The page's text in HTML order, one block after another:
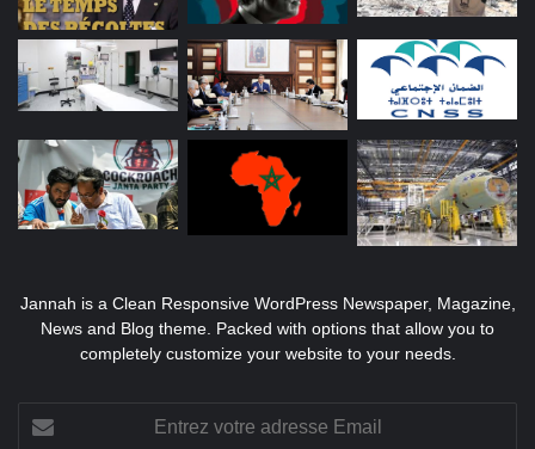
Jannah is a Clean Responsive WordPress Newspaper, Magazine,
News and Blog theme. Packed with options that allow you to
completely customize your website to your needs.
votre